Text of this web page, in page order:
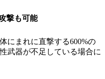
撃も可能
にまれに直撃する600%の
武器が不足している場合に